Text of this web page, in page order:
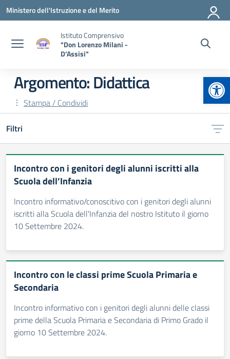
Vai ai contenuti
Vai al menu di navigazione
Vai al footer
Ministero dell'Istruzione e del Merito
Istituto Comprensivo
"Don Lorenzo Milani -
D’Assisi"
Argomento: Didattica
Stampa / Condividi
Filtri
Incontro con i genitori degli alunni iscritti alla
Scuola dell’Infanzia
Incontro informativo/conoscitivo con i genitori degli alunni
iscritti alla Scuola dell'Infanzia del nostro Istituto il giorno
10 Settembre 2024.
Incontro con le classi prime Scuola Primaria e
Secondaria
Incontro informativo con i genitori degli alunni delle classi
prime della Scuola Primaria e Secondaria di Primo Grado il
giorno 10 Settembre 2024.